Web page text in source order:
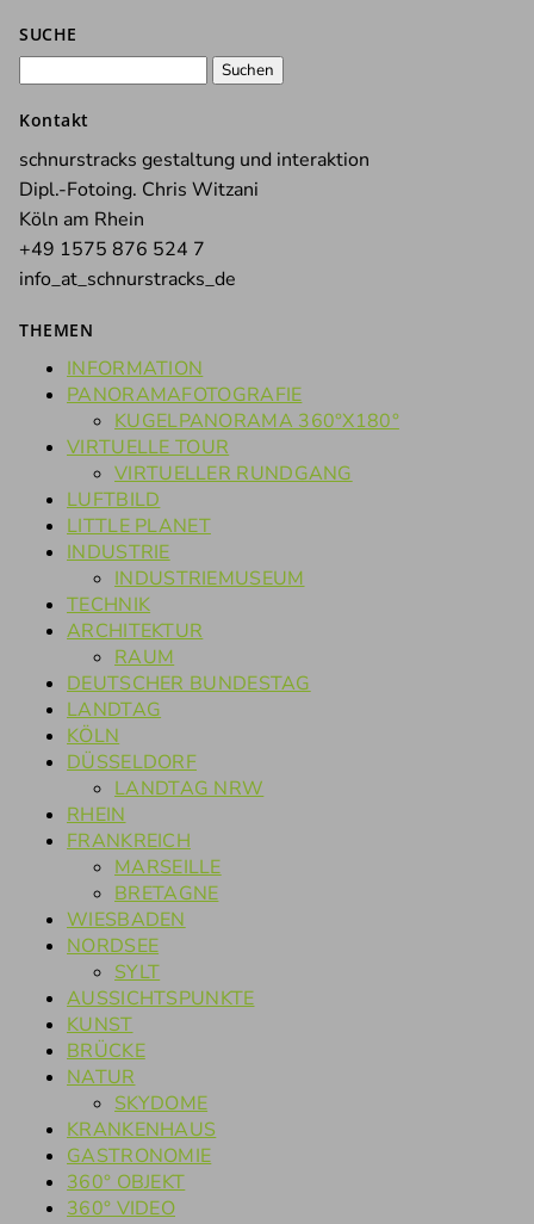
SUCHE
Kontakt
schnurstracks gestaltung und interaktion
Dipl.-Fotoing. Chris Witzani
Köln am Rhein
+49 1575 876 524 7
info_at_schnurstracks_de
THEMEN
INFORMATION
PANORAMAFOTOGRAFIE
KUGELPANORAMA 360°X180°
VIRTUELLE TOUR
VIRTUELLER RUNDGANG
LUFTBILD
LITTLE PLANET
INDUSTRIE
INDUSTRIEMUSEUM
TECHNIK
ARCHITEKTUR
RAUM
DEUTSCHER BUNDESTAG
LANDTAG
KÖLN
DÜSSELDORF
LANDTAG NRW
RHEIN
FRANKREICH
MARSEILLE
BRETAGNE
WIESBADEN
NORDSEE
SYLT
AUSSICHTSPUNKTE
KUNST
BRÜCKE
NATUR
SKYDOME
KRANKENHAUS
GASTRONOMIE
360° OBJEKT
360° VIDEO